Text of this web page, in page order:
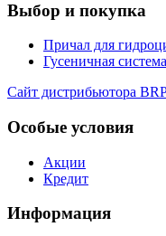
Выбор и покупка
Причал для
Гусеничная
Сайт дистрибьютора
Особые условия
Акции
Кредит
Информация